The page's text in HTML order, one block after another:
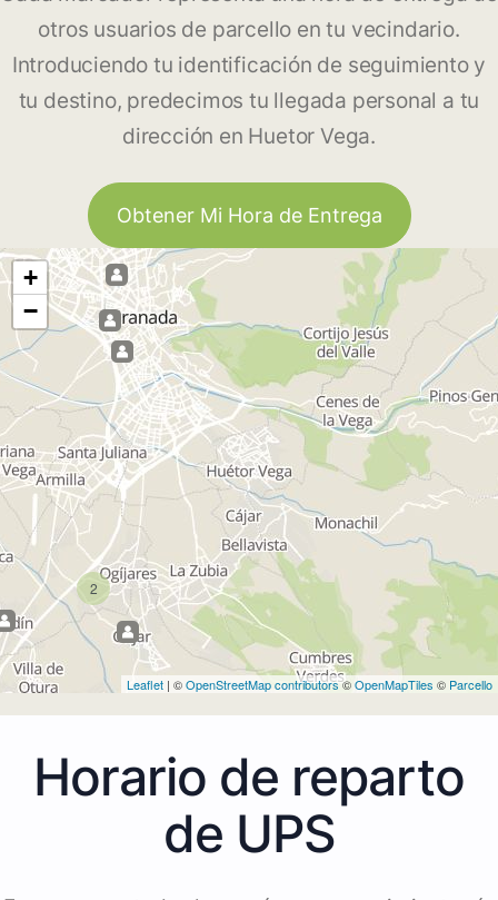
otros usuarios de parcello en tu vecindario.
Introduciendo tu identificación de seguimiento y
tu destino, predecimos tu llegada personal a tu
dirección en Huetor Vega.
Obtener Mi Hora de Entrega
2
+
−
Leaflet | ©OpenStreetMap contributors©OpenMapTiles © Parcello
Horario de reparto
de UPS